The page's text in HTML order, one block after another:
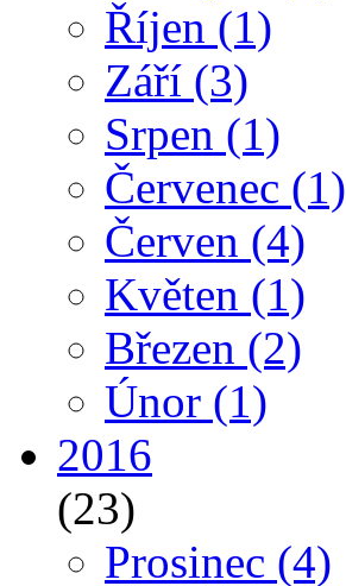
Říjen (1)
Září (3)
Srpen (1)
Červenec (1)
Červen (4)
Květen (1)
Březen (2)
Únor (1)
2016
(23)
Prosinec (4)